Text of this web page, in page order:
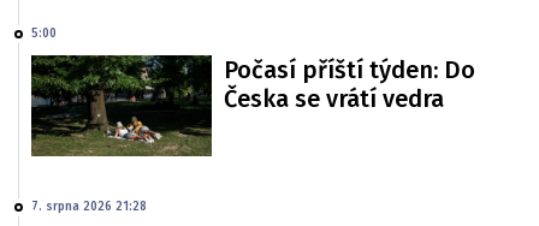
5:00
Počasí příští týden: Do
Česka se vrátí vedra
7. srpna 2026 21:28